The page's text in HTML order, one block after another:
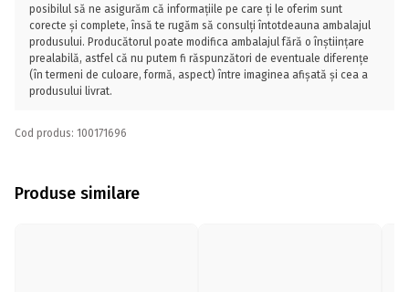
posibilul să ne asigurăm că informațiile pe care ți le oferim sunt
corecte și complete, însă te rugăm să consulți întotdeauna ambalajul
produsului. Producătorul poate modifica ambalajul fără o înștiințare
prealabilă, astfel că nu putem fi răspunzători de eventuale diferențe
(în termeni de culoare, formă, aspect) între imaginea afișată și cea a
produsului livrat.
Cod produs: 100171696
Produse similare